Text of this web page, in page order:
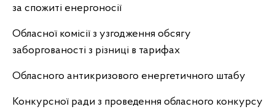
за спожиті енергоносії
Обласної комісії з узгодження обсягу
заборгованості з різниці в тарифах
Обласного антикризового енергетичного штабу
Конкурсної ради з проведення обласного конкурсу